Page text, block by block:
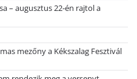
– augusztus 22-én rajtol a
mezőny a Kékszalag Fesztivál